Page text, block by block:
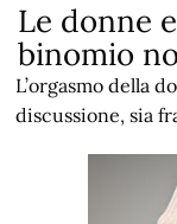
Le donne
binomio
L’orgasmo della
discussione, sia